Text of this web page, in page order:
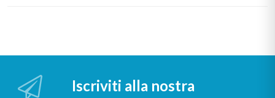
Iscriviti alla nostra